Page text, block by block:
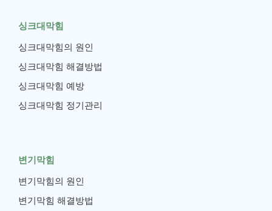
싱크대막힘
싱크대막힘의 원인
싱크대막힘 해결방법
싱크대막힘 예방
싱크대막힘 정기관리
변기막힘
변기막힘의 원인
변기막힘 해결방법